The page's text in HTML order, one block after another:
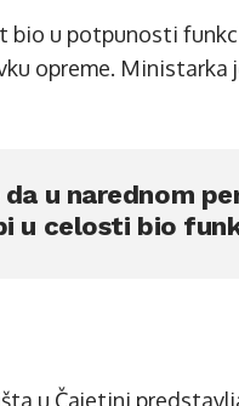
bio u potpunosti
opreme.
da u narednom
u celosti bio
u Čajetini